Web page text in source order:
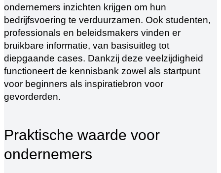
ondernemers inzichten krijgen om hun
bedrijfsvoering te verduurzamen. Ook studenten,
professionals en beleidsmakers vinden er
bruikbare informatie, van basisuitleg tot
diepgaande cases. Dankzij deze veelzijdigheid
functioneert de kennisbank zowel als startpunt
voor beginners als inspiratiebron voor
gevorderden.
Praktische waarde voor
ondernemers